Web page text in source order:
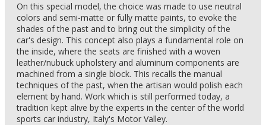
On this special model, the choice was made to use neutral
colors and semi-matte or fully matte paints, to evoke the
shades of the past and to bring out the simplicity of the
car's design. This concept also plays a fundamental role on
the inside, where the seats are finished with a woven
leather/nubuck upholstery and aluminum components are
machined from a single block. This recalls the manual
techniques of the past, when the artisan would polish each
element by hand. Work which is still performed today, a
tradition kept alive by the experts in the center of the world
sports car industry, Italy's Motor Valley.